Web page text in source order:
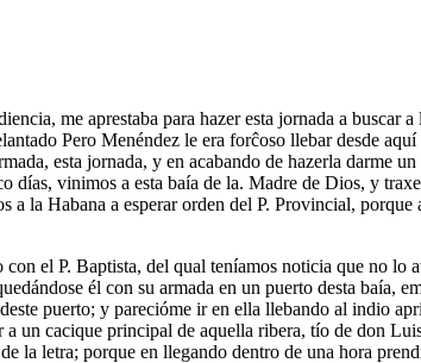
me aprestaba para hazer esta jornada a buscar a
Pero Menéndez le era forĉoso llebar desde
esta jornada, y en acabando de hazerla darme un
días, vinimos a esta baía de la. Madre de Dios, y
la Habana a esperar orden del P. Provincial, porque
el P. Baptista, del qual teníamos noticia que no lo
él con su armada en un puerto desta baía,
puerto; y parecióme ir en ella llebando al indio
un cacique principal de aquella ribera, tío de don
la letra; porque en llegando dentro de una hora